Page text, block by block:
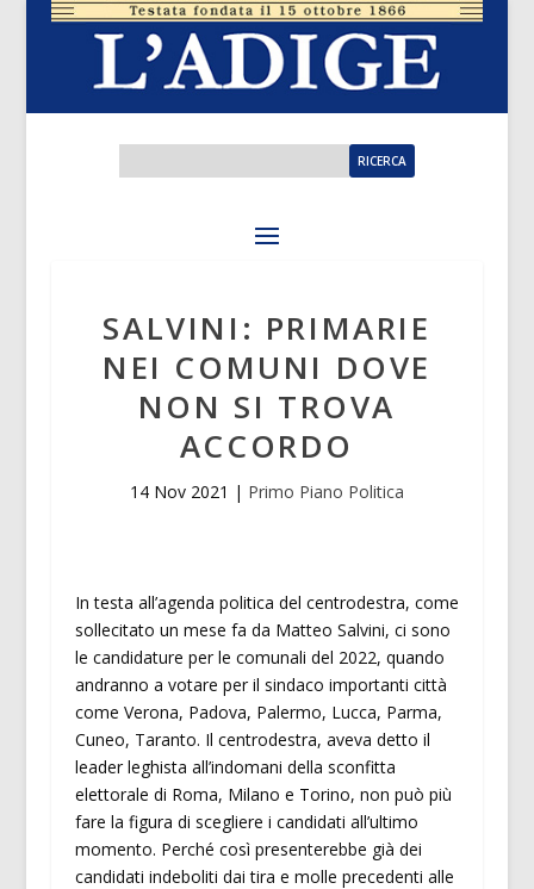
SALVINI: PRIMARIE
NEI COMUNI DOVE
NON SI TROVA
ACCORDO
14 Nov 2021 | Primo Piano Politica
In testa all’agenda politica del centrodestra, come
sollecitato un mese fa da Matteo Salvini, ci sono
le candidature per le comunali del 2022, quando
andranno a votare per il sindaco importanti città
come Verona, Padova, Palermo, Lucca, Parma,
Cuneo, Taranto. Il centrodestra, aveva detto il
leader leghista all’indomani della sconfitta
elettorale di Roma, Milano e Torino, non può più
fare la figura di scegliere i candidati all’ultimo
momento. Perché così presenterebbe già dei
candidati indeboliti dai tira e molle precedenti alle